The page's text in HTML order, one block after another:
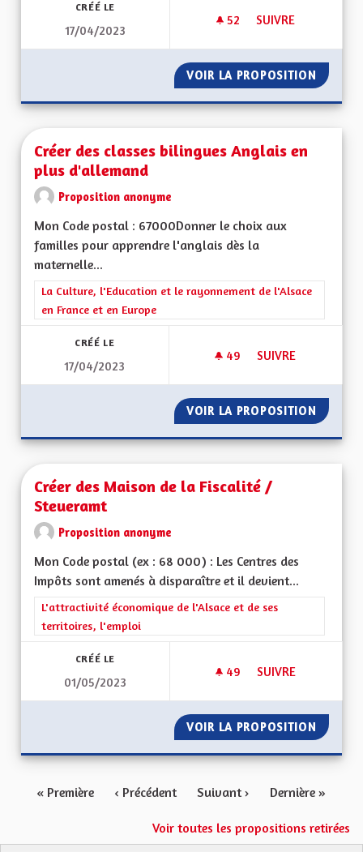
CRÉÉ LE
17/04/2023
52 52 ABONNÉS
SUIVRE
VOIR LA PROPOSITION
Créer des classes bilingues Anglais en
plus d'allemand
Proposition anonyme
Mon Code postal : 67000Donner le choix aux
familles pour apprendre l'anglais dès la
maternelle...
Filtrer les résultats de la catégorie : La Culture, l'Education et
La Culture, l'Education et le rayonnement de l'Alsace
en France et en Europe
CRÉÉ LE
17/04/2023
49 49 ABONNÉS
SUIVRE
VOIR LA PROPOSITION
Créer des Maison de la Fiscalité /
Steueramt
Proposition anonyme
Mon Code postal (ex : 68 000) : Les Centres des
Impôts sont amenés à disparaître et il devient...
Filtrer les résultats de la catégorie : L'attractivité
L'attractivité économique de l'Alsace et de ses
territoires, l'emploi
CRÉÉ LE
01/05/2023
49 49 ABONNÉS
SUIVRE
VOIR LA PROPOSITION
« Première ‹ Précédent Suivant › Dernière »
Voir toutes les propositions retirées